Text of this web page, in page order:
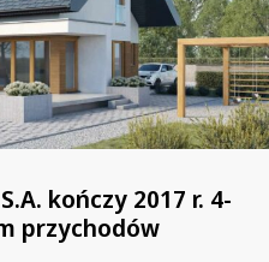
kończy 2017 r. 4-
przychodów